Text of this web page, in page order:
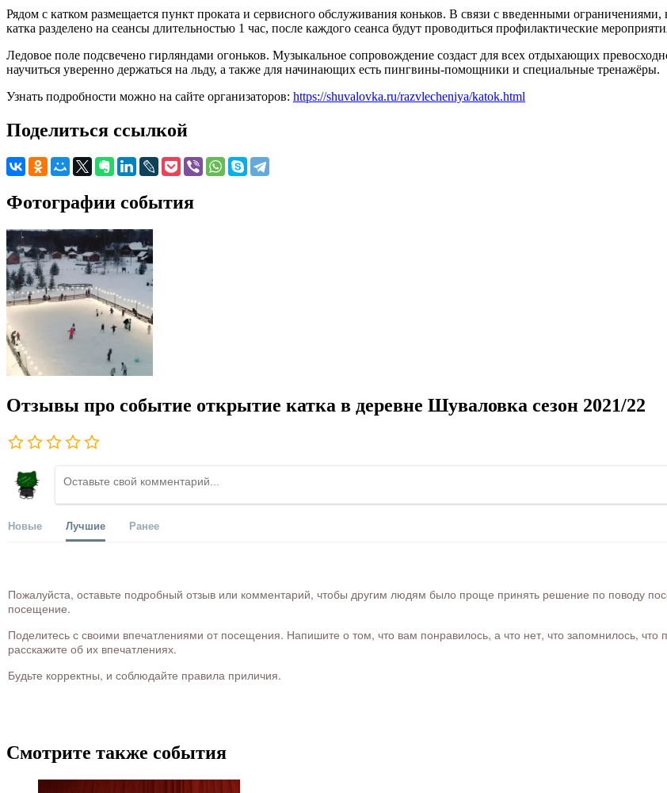
Рядом с катком размещается пункт проката и сервисного обслуживания коньков. В связи с введенными
катка разделено на сеансы длительностью 1 час, после каждого сеанса будут проводиться профилактические
Ледовое поле подсвечено гирляндами огоньков. Музыкальное сопровождение создаст для всех отдыхающих
научиться уверенно держаться на льду, а также для начинающих есть пингвины-помощники и специальные тренажёры.
Узнать подробности можно на сайте организаторов: https://shuvalovka.ru/razvlecheniya/katok.html
Поделиться ссылкой
Фотографии события
Отзывы про событие открытие катка в деревне Шуваловка сезон 2021/22
Новые Лучшие Ранее
Пожалуйста, оставьте подробный отзыв или комментарий, чтобы другим людям было проще принять решение по поводу
посещение.
Поделитесь с своими впечатлениями от посещения. Напишите о том, что вам понравилось, а что нет, что запомнилось,
расскажите об их впечатлениях.
Будьте корректны, и соблюдайте правила приличия.
Смотрите также события